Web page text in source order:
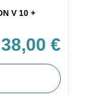
V 10 +
38,00 €